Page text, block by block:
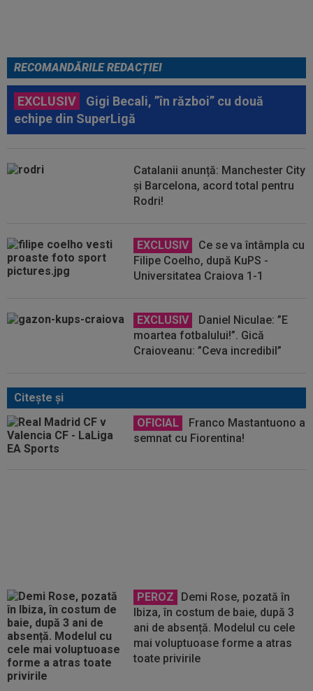
RECOMANDĂRILE REDACȚIEI
EXCLUSIV
Gigi Becali, ”în război” cu două
echipe din SuperLigă
Catalanii anunță: Manchester City
și Barcelona, acord total pentru
Rodri!
EXCLUSIV
Ce se va întâmpla cu
Filipe Coelho, după KuPS -
Universitatea Craiova 1-1
EXCLUSIV
Daniel Niculae: ”E
moartea fotbalului!”. Gică
Craioveanu: ”Ceva incredibil”
Citeşte şi
OFICIAL
Franco Mastantuono a
semnat cu Fiorentina!
PEROZ
Demi Rose, pozată în
Ibiza, în costum de baie, după 3
ani de absență. Modelul cu cele
mai voluptuoase forme a atras
toate privirile